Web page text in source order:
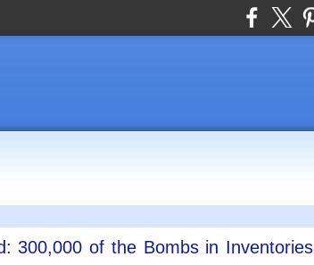
300,000 of the Bombs in Inventories